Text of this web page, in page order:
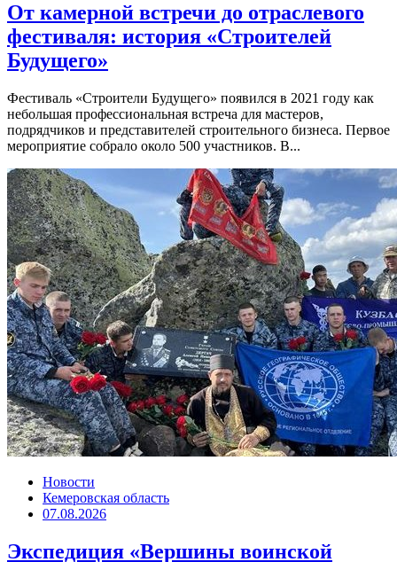
От камерной встречи до отраслевого
фестиваля: история «Строителей
Будущего»
Фестиваль «Строители Будущего» появился в 2021 году как
небольшая профессиональная встреча для мастеров,
подрядчиков и представителей строительного бизнеса. Первое
мероприятие собрало около 500 участников. В...
Новости
Кемеровская область
07.08.2026
Экспедиция «Вершины воинской